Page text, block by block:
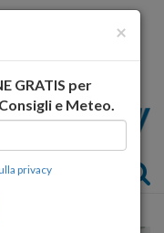
×
GRATIS per
e Meteo.
privacy